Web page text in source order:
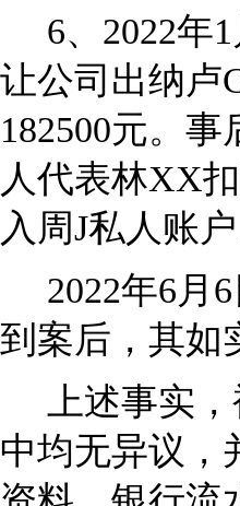
6、2022年
让公司出纳卢
182500元。
人代表林XX
入周J私人账户
2022年6月
到案后，其如
上述事实
中均无异议，